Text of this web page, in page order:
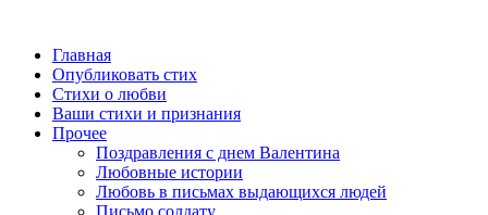
Главная
Опубликовать стих
Стихи о любви
Ваши стихи и признания
Прочее
Поздравления с днем Валентина
Любовные истории
Любовь в письмах выдающихся людей
Письмо солдату